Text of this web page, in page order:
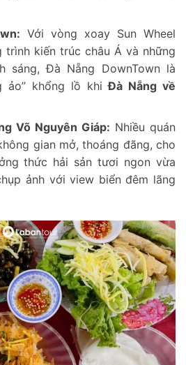
Với vòng xoay Sun Wheel
trình kiến trúc châu Á và những
sáng, Đà Nẵng DownTown là
ảo” khổng lồ khiĐà Nẵng về
Võ Nguyên Giáp: Nhiều quán
gian mở, thoáng đãng, cho
thức hải sản tươi ngon vừa
ảnh với view biển đêm lãng